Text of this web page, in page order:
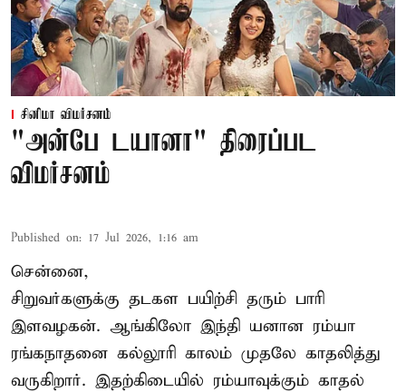
சினிமா விமர்சனம்
"அன்பே டயானா" திரைப்பட
விமர்சனம்
Published on: 17 Jul 2026, 1:16 am
சென்னை,
சிறுவர்களுக்கு தடகள பயிற்சி தரும் பாரி
இளவழகன். ஆங்கிலோ இந்தி யனான ரம்யா
ரங்கநாதனை கல்லூரி காலம் முதலே காதலித்து
வருகிறார். இதற்கிடையில் ரம்யாவுக்கும் காதல்